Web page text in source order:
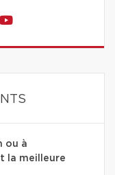
ou à
la meilleure